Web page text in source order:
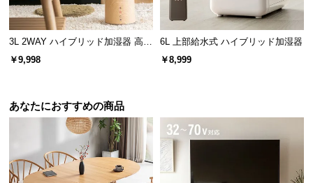
3L 2WAY ハイブリッド加湿器 高さ
調整可能
￥9,998
6L 上部給水式 ハイブリッド加湿器
￥8,999
あなたにおすすめの商品